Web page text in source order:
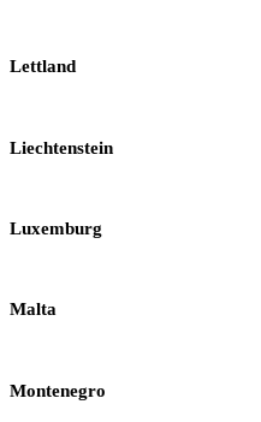
Lettland
Liechtenstein
Luxemburg
Malta
Montenegro